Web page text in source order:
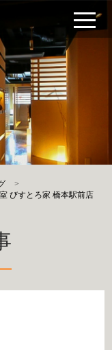
>
びすとろ家 橋本駅前店